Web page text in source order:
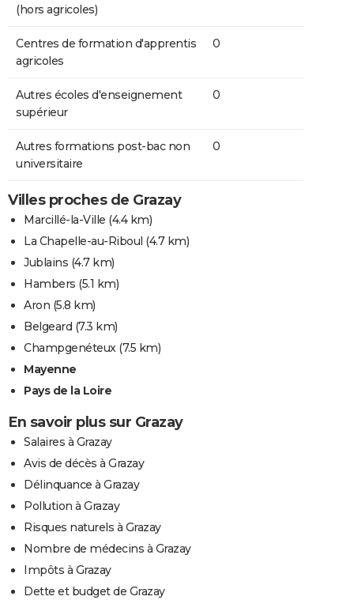
(hors agricoles)
Centres de formation d'apprentis
agricoles
0
Autres écoles d'enseignement
supérieur
0
Autres formations post-bac non
universitaire
0
Villes proches de Grazay
Marcillé-la-Ville (4.4 km)
La Chapelle-au-Riboul (4.7 km)
Jublains (4.7 km)
Hambers (5.1 km)
Aron (5.8 km)
Belgeard (7.3 km)
Champgenéteux(7.5 km)
Mayenne
Pays de la Loire
En savoir plus sur Grazay
Salaires à Grazay
Avis de décès à Grazay
Délinquance à Grazay
Pollution à Grazay
Risques naturels à Grazay
Nombre de médecins à Grazay
Impôts à Grazay
Dette et budget de Grazay